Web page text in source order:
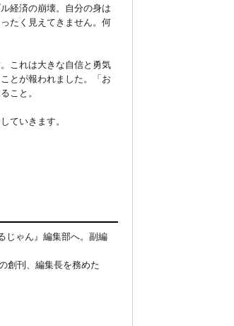
経済の崩壊。自分の身は
たく見えてきません。何
これは大きな自信と勇気
とが報われました。「お
こと。
ていきます。
じゃん』編集部へ。副編
創刊、編集長を務めた